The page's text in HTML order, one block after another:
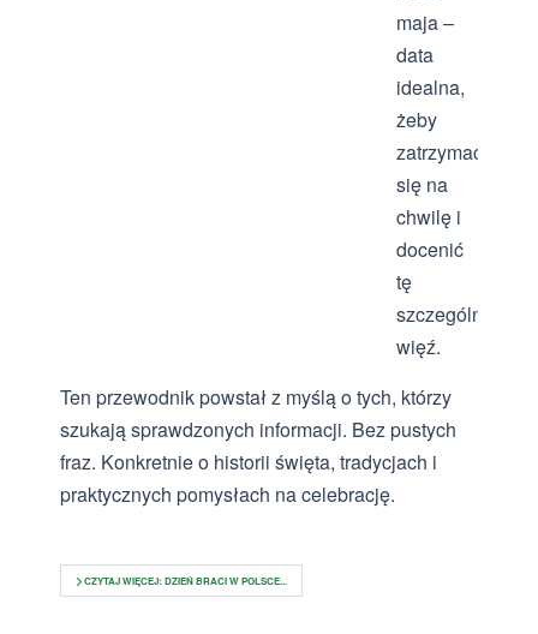
maja –
data
idealna,
żeby
zatrzymać
się na
chwilę i
docenić
tę
szczególną
więź.
Ten przewodnik powstał z myślą o tych, którzy
szukają sprawdzonych informacji. Bez pustych
fraz. Konkretnie o historii święta, tradycjach i
praktycznych pomysłach na celebrację.
CZYTAJ WIĘCEJ: DZIEŃ BRACI W POLSCE...